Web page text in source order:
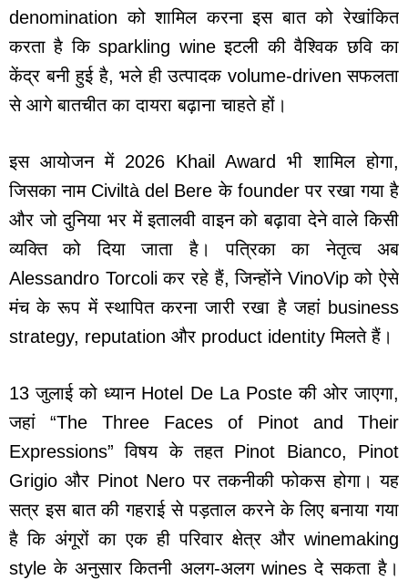
denomination को शामिल करना इस बात को रेखांकित
करता है कि sparkling wine इटली की वैश्विक छवि का
केंद्र बनी हुई है, भले ही उत्पादक volume-driven सफलता
से आगे बातचीत का दायरा बढ़ाना चाहते हों।
इस आयोजन में 2026 Khail Award भी शामिल होगा,
जिसका नाम Civiltà del Bere के founder पर रखा गया है
और जो दुनिया भर में इतालवी वाइन को बढ़ावा देने वाले किसी
व्यक्ति को दिया जाता है। पत्रिका का नेतृत्व अब
Alessandro Torcoli कर रहे हैं, जिन्होंने VinoVip को ऐसे
मंच के रूप में स्थापित करना जारी रखा है जहां business
strategy, reputation और product identity मिलते हैं।
13 जुलाई को ध्यान Hotel De La Poste की ओर जाएगा,
जहां “The Three Faces of Pinot and Their
Expressions” विषय के तहत Pinot Bianco, Pinot
Grigio और Pinot Nero पर तकनीकी फोकस होगा। यह
सत्र इस बात की गहराई से पड़ताल करने के लिए बनाया गया
है कि अंगूरों का एक ही परिवार क्षेत्र और winemaking
style के अनुसार कितनी अलग-अलग wines दे सकता है।